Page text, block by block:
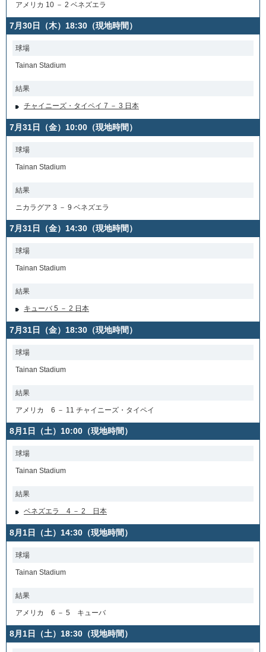
アメリカ 10 － 2 ベネズエラ
7月30日（木）18:30（現地時間）
球場
Tainan Stadium
結果
チャイニーズ・タイペイ 7 － 3 日本
7月31日（金）10:00（現地時間）
球場
Tainan Stadium
結果
ニカラグア 3 － 9 ベネズエラ
7月31日（金）14:30（現地時間）
球場
Tainan Stadium
結果
キューバ 5 － 2 日本
7月31日（金）18:30（現地時間）
球場
Tainan Stadium
結果
アメリカ 6 － 11 チャイニーズ・タイペイ
8月1日（土）10:00（現地時間）
球場
Tainan Stadium
結果
ベネズエラ 4 － 2 日本
8月1日（土）14:30（現地時間）
球場
Tainan Stadium
結果
アメリカ 6 － 5 キューバ
8月1日（土）18:30（現地時間）